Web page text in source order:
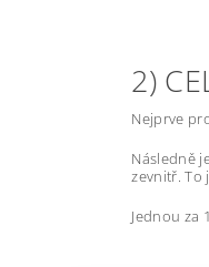
2)
Nejprve
Následně
zevnitř. To
Jednou za